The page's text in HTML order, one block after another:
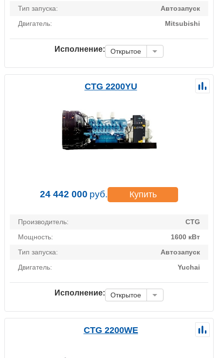
Тип запуска:
Автозапуск
Двигатель:
Mitsubishi
Исполнение: Открытое
CTG 2200YU
24 442 000 руб. Купить
Производитель:
CTG
Мощность:
1600 кВт
Тип запуска:
Автозапуск
Двигатель:
Yuchai
Исполнение: Открытое
CTG 2200WE